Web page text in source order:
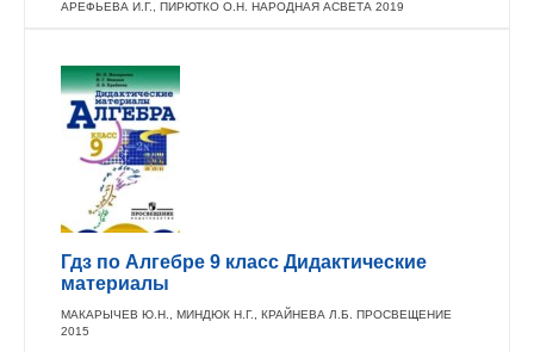
АРЕФЬЕВА И.Г., ПИРЮТКО О.Н. НАРОДНАЯ АСВЕТА 2019
Гдз по Алгебре 9 класс Дидактические
материалы
МАКАРЫЧЕВ Ю.Н., МИНДЮК Н.Г., КРАЙНЕВА Л.Б. ПРОСВЕЩЕНИЕ
2015